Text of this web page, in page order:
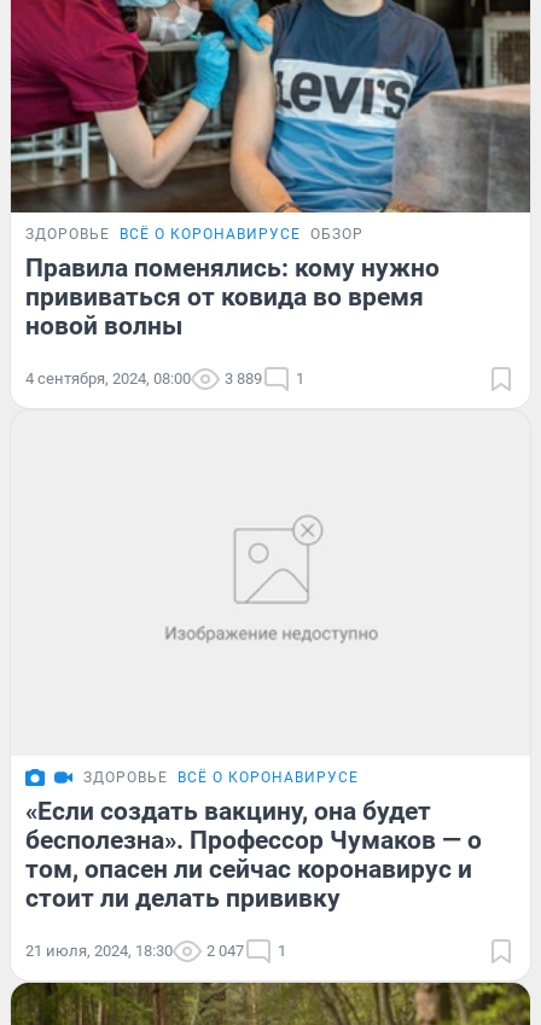
ЗДОРОВЬЕ ВСЁ О КОРОНАВИРУСЕ ОБЗОР
Правила поменялись: кому нужно
прививаться от ковида во время
новой волны
4 сентября, 2024, 08:00 3 889 1
ЗДОРОВЬЕ ВСЁ О КОРОНАВИРУСЕ
«Если создать вакцину, она будет
бесполезна». Профессор Чумаков — о
том, опасен ли сейчас коронавирус и
стоит ли делать прививку
21 июля, 2024, 18:30 2 047 1